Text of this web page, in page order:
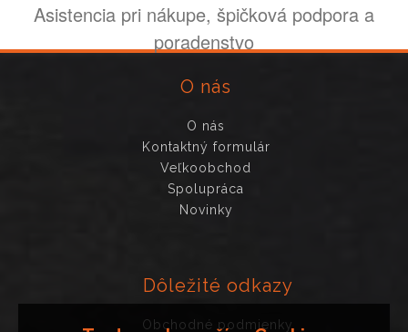
Asistencia pri nákupe, špičková podpora a
poradenstvo
O nás
O nás
Kontaktný formulár
Veľkoobchod
Spolupráca
Novinky
Dôležité odkazy
Obchodné podmienky